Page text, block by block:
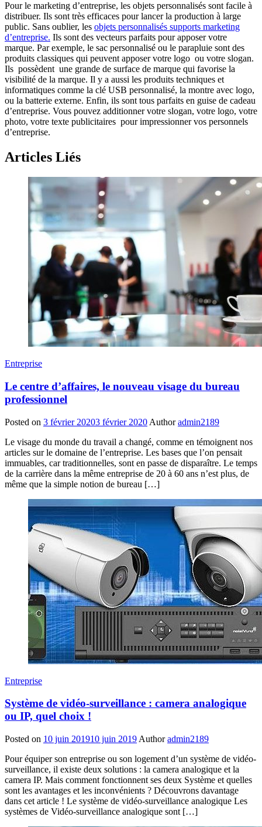
Pour le marketing d’entreprise, les objets personnalisés sont facile à
distribuer. Ils sont très efficaces pour lancer la production à large
public. Sans oublier, les objets personnalisés supports marketing
d’entreprise. Ils sont des vecteurs parfaits pour apposer votre
marque. Par exemple, le sac personnalisé ou le parapluie sont des
produits classiques qui peuvent apposer votre logo ou votre slogan.
Ils possèdent une grande de surface de marque qui favorise la
visibilité de la marque. Il y a aussi les produits techniques et
informatiques comme la clé USB personnalisé, la montre avec logo,
ou la batterie externe. Enfin, ils sont tous parfaits en guise de cadeau
d’entreprise. Vous pouvez additionner votre slogan, votre logo, votre
photo, votre texte publicitaires pour impressionner vos personnels
d’entreprise.
Articles Liés
Entreprise
Le centre d’affaires, le nouveau visage du bureau
professionnel
Posted on 3 février 20203 février 2020 Author admin2189
Le visage du monde du travail a changé, comme en témoignent nos
articles sur le domaine de l’entreprise. Les bases que l’on pensait
immuables, car traditionnelles, sont en passe de disparaître. Le temps
de la carrière dans la même entreprise de 20 à 60 ans n’est plus, de
même que la simple notion de bureau […]
Entreprise
Système de vidéo-surveillance : camera analogique
ou IP, quel choix !
Posted on 10 juin 201910 juin 2019 Author admin2189
Pour équiper son entreprise ou son logement d’un système de vidéo-
surveillance, il existe deux solutions : la camera analogique et la
camera IP. Mais comment fonctionnent ses deux Système et quelles
sont les avantages et les inconvénients ? Découvrons davantage
dans cet article ! Le système de vidéo-surveillance analogique Les
systèmes de Vidéo-surveillance analogique sont […]